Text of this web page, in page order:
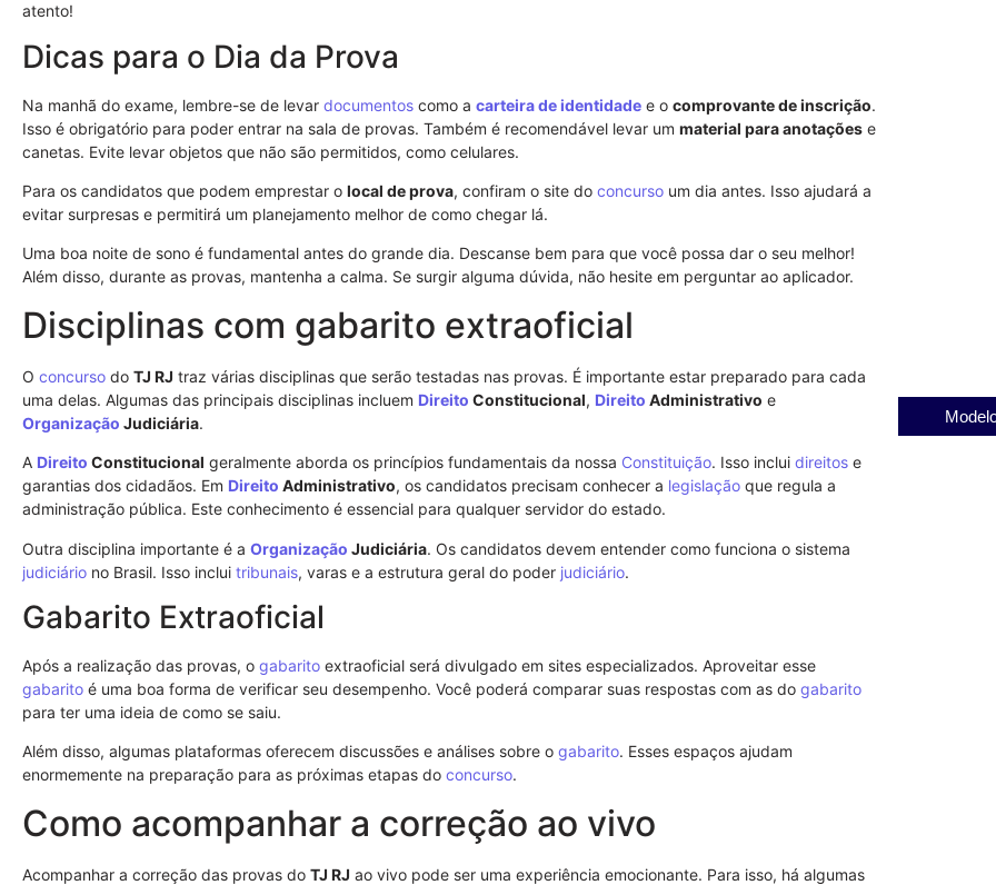
atento!
Dicas para o Dia da Prova
Na manhã do exame, lembre-se de levar documentos como a carteira de identidade e o comprovante de inscrição.
Isso é obrigatório para poder entrar na sala de provas. Também é recomendável levar um material para anotações e
canetas. Evite levar objetos que não são permitidos, como celulares.
Para os candidatos que podem emprestar o local de prova, confiram o site do concurso um dia antes. Isso ajudará a
evitar surpresas e permitirá um planejamento melhor de como chegar lá.
Uma boa noite de sono é fundamental antes do grande dia. Descanse bem para que você possa dar o seu melhor!
Além disso, durante as provas, mantenha a calma. Se surgir alguma dúvida, não hesite em perguntar ao aplicador.
Disciplinas com gabarito extraoficial
O concurso do TJ RJ traz várias disciplinas que serão testadas nas provas. É importante estar preparado para cada
uma delas. Algumas das principais disciplinas incluem Direito Constitucional, Direito Administrativo e
Organização Judiciária.
A Direito Constitucional geralmente aborda os princípios fundamentais da nossa Constituição. Isso inclui direitos e
garantias dos cidadãos. Em Direito Administrativo, os candidatos precisam conhecer a legislação que regula a
administração pública. Este conhecimento é essencial para qualquer servidor do estado.
Outra disciplina importante é a Organização Judiciária. Os candidatos devem entender como funciona o sistema
judiciário no Brasil. Isso inclui tribunais, varas e a estrutura geral do poder judiciário.
Gabarito Extraoficial
Após a realização das provas, o gabarito extraoficial será divulgado em sites especializados. Aproveitar esse
gabarito é uma boa forma de verificar seu desempenho. Você poderá comparar suas respostas com as do gabarito
para ter uma ideia de como se saiu.
Além disso, algumas plataformas oferecem discussões e análises sobre o gabarito. Esses espaços ajudam
enormemente na preparação para as próximas etapas do concurso.
Como acompanhar a correção ao vivo
Acompanhar a correção das provas do TJ RJ ao vivo pode ser uma experiência emocionante. Para isso, há algumas